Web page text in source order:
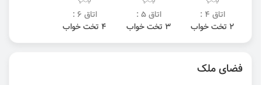
اتاق 4 :
2 تخت خواب
اتاق 5 :
3 تخت خواب
اتاق 6 :
4 تخت خواب
فضای ملک